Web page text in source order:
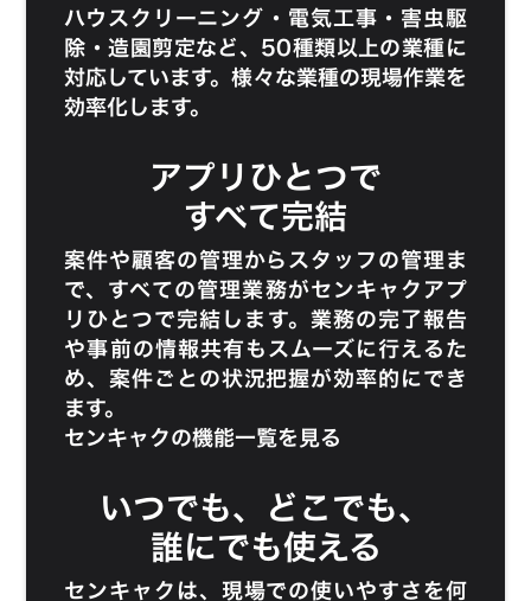
ハウスクリーニング ・ 電気工事 ・ 害虫駆
除 ・造園剪定など、50種類以上の業種に
対応しています。様々な業種の現場作業を
効率化します。
アプリひとつで
すべて完結
案件や顧客の管理からスタッフの管理ま
で、すべての管理業務がセンキャクアプ
リひとつで完結します。業務の完了報告
や事前の情報共有もスムーズに行えるた
め、案件ごとの状況把握が効率的にでき
ます。
センキャクの機能一覧を見る
いつでも、どこでも、
誰にでも使える
センキャクは、現場での使いやすさを何